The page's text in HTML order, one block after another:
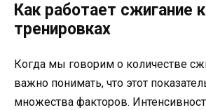
Как работает сжигание
тренировках
Когда мы говорим о количестве
важно понимать, что этот
множества факторов.